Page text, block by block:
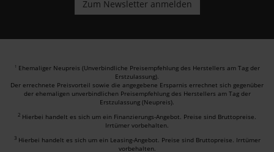
1 Ehemaliger Neupreis (Unverbindliche Preisempfehlung des Herstellers am Tag der
Erstzulassung).
Der errechnete Preisvorteil sowie die angegebene Ersparnis errechnet sich gegenüber
der ehemaligen unverbindlichen Preisempfehlung des Herstellers am Tag der
Erstzulassung (Neupreis).
2 Hierbei handelt es sich um ein Finanzierungs-Angebot. Preise sind Bruttopreise.
Irrtümer vorbehalten.
3 Hierbei handelt es sich um ein Leasing-Angebot. Preise sind Bruttopreise. Irrtümer
vorbehalten.